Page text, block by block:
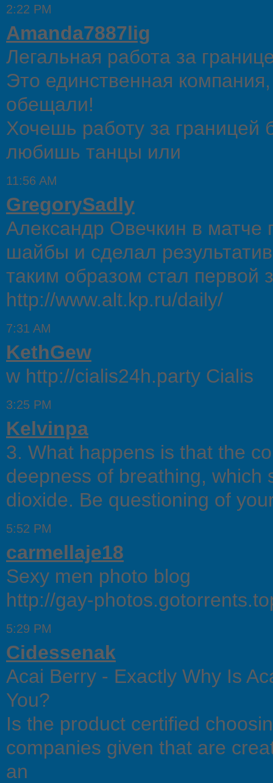
2:22 PM
Amanda7887lig
Легальная работа за
Это единственная
обещали!
Хочешь работу за границей
любишь танцы или
11:56 AM
GregorySadly
Александр Овечкин в матче
шайбы и сделал
таким образом стал первой
http://www.alt.kp.ru/daily/
7:31 AM
KethGew
w http://cialis24h.party Cialis
3:25 PM
Kelvinpa
3. What happens is that the
deepness of breathing, which
dioxide. Be questioning of
5:52 PM
carmellaje18
Sexy men photo blog
http://gay-
5:29 PM
Cidessenak
Acai Berry - Exactly Why Is
You?
Is the product certified
companies given that are
an